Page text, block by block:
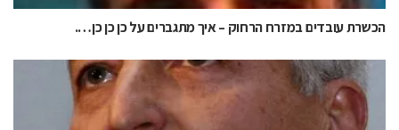
הכשרת עובדים במזרח הרחוק – איך מתגברים על כן כן כן….